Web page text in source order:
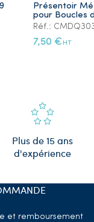
Présentoir
pour Boucles
Réf.:
7,50 € HT
Plus de 15 ans
d'expérience
et remboursement